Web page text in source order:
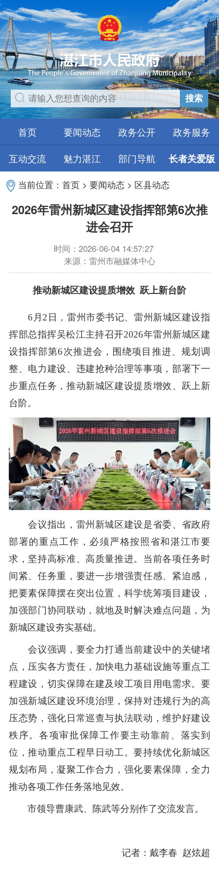
搜索
首页 要闻动态 政务公开
政务服务
互动交流
魅力湛江 部门导航 长者关爱版
当前位置：首页 >要闻动态 > 区县动态
2026年雷州新城区建设指挥部第6次推
进会召开
时间：2026-06-04 14:57:27
来源：雷州市融媒体中心
推动新城区建设提质增效 跃上新台阶
6月2日，雷州市委书记、雷州新城区建设指
挥部总指挥吴松江主持召开2026年雷州新城区建
设指挥部第6次推进会，围绕项目推进、规划调
整、电力建设、违建抢种治理等事项，部署下一
步重点任务，推动新城区建设提质增效、跃上新
台阶。
会议指出，雷州新城区建设是省委、省政府
部署的重点工作，必须严格按照省和湛江市要
求，坚持高标准、高质量推进。当前各项任务时
间紧、任务重，要进一步增强责任感、紧迫感，
把要素保障摆在突出位置，科学统筹项目建设，
加强部门协同联动，就地及时解决难点问题，为
新城区建设夯实基础。
会议强调，要全力打通当前建设中的关键堵
点，压实各方责任，加快电力基础设施等重点工
程建设，切实保障在建及竣工项目用电需求。要
加强新城区建设环境治理，保持对违规行为的高
压态势，强化日常巡查与执法联动，维护好建设
秩序。各项审批保障工作要主动靠前、落实到
位，推动重点工程早日动工。要持续优化新城区
规划布局，凝聚工作合力，强化要素保障，全力
推动各项工作任务落地见效。
市领导曹康武、陈武等分别作了交流发言。
记者：戴李春 赵炫超